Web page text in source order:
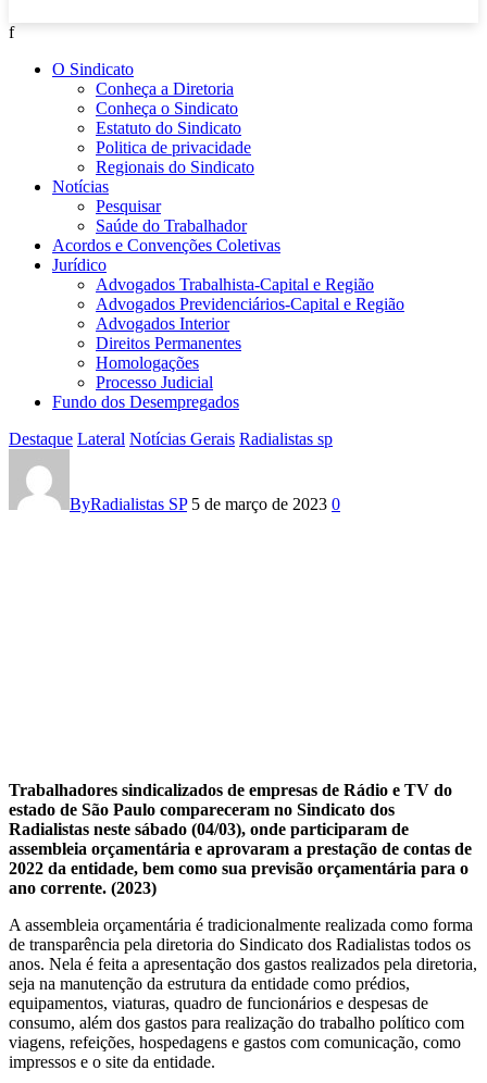
f
O Sindicato
Conheça a Diretoria
Conheça o Sindicato
Estatuto do Sindicato
Politica de privacidade
Regionais do Sindicato
Notícias
Pesquisar
Saúde do Trabalhador
Acordos e Convenções Coletivas
Jurídico
Advogados Trabalhista-Capital e Região
Advogados Previdenciários-Capital e Região
Advogados Interior
Direitos Permanentes
Homologações
Processo Judicial
Fundo dos Desempregados
Destaque Lateral Notícias Gerais Radialistas sp
Radialistas
de
na
assembleia
orçamentária
ByRadialistas SP 5 de março de 2023 0
Trabalhadores sindicalizados de empresas de Rádio e TV do
estado de São Paulo compareceram no Sindicato dos
Radialistas neste sábado (04/03), onde participaram de
assembleia orçamentária e aprovaram a prestação de contas de
2022 da entidade, bem como sua previsão orçamentária para o
ano corrente. (2023)
A assembleia orçamentária é tradicionalmente realizada como forma
de transparência pela diretoria do Sindicato dos Radialistas todos os
anos. Nela é feita a apresentação dos gastos realizados pela diretoria,
seja na manutenção da estrutura da entidade como prédios,
equipamentos, viaturas, quadro de funcionários e despesas de
consumo, além dos gastos para realização do trabalho político com
viagens, refeições, hospedagens e gastos com comunicação, como
impressos e o site da entidade.